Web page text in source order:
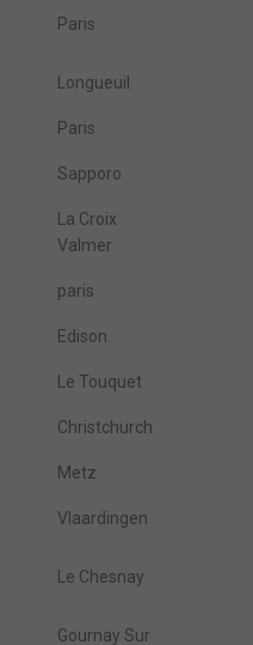
Paris
Longueuil
Paris
Sapporo
La Croix
Valmer
paris
Edison
Le Touquet
Christchurch
Metz
Vlaardingen
Le Chesnay
Gournay Sur